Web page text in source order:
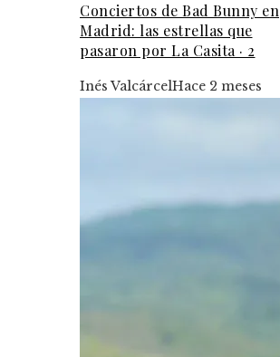
Conciertos de Bad Bunny en
Madrid: las estrellas que
pasaron por La Casita · 2
Inés ValcárcelHace 2 meses